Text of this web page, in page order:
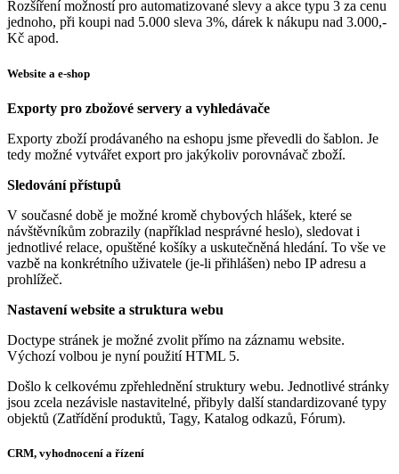
Rozšíření možností pro automatizované slevy a akce typu 3 za cenu
jednoho, při koupi nad 5.000 sleva 3%, dárek k nákupu nad 3.000,-
Kč apod.
Website a e-shop
Exporty pro zbožové servery a vyhledávače
Exporty zboží prodávaného na eshopu jsme převedli do šablon. Je
tedy možné vytvářet export pro jakýkoliv porovnávač zboží.
Sledování přístupů
V současné době je možné kromě chybových hlášek, které se
návštěvníkům zobrazily (například nesprávné heslo), sledovat i
jednotlivé relace, opuštěné košíky a uskutečněná hledání. To vše ve
vazbě na konkrétního uživatele (je-li přihlášen) nebo IP adresu a
prohlížeč.
Nastavení website a struktura webu
Doctype stránek je možné zvolit přímo na záznamu website.
Výchozí volbou je nyní použití HTML 5.
Došlo k celkovému zpřehlednění struktury webu. Jednotlivé stránky
jsou zcela nezávisle nastavitelné, přibyly další standardizované typy
objektů (Zatřídění produktů, Tagy, Katalog odkazů, Fórum).
CRM, vyhodnocení a řízení